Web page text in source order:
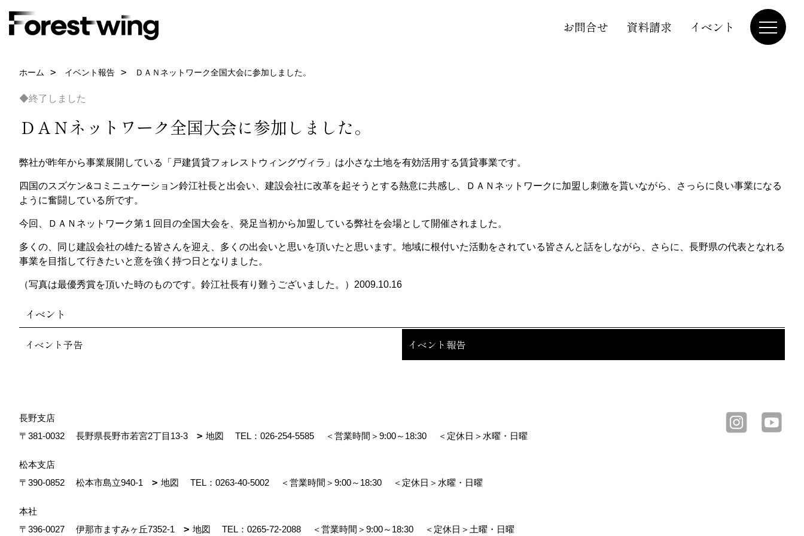
お問合せ 資料請求 イベント
ホーム イベント報告 ＤＡＮネットワーク全国大会に参加しました。
◆終了しました
ＤＡＮネットワーク全国大会に参加しました。
弊社が昨年から事業展開している「戸建賃貸フォレストウィングヴィラ」は小さな土地を有効活用する賃貸事業です。
四国のスズケン&コミニュケーション鈴江社長と出会い、建設会社に改革を起そうとする熱意に共感し、ＤＡＮネットワークに加盟し刺激を貰いながら、さっらに良い事業になる
ように奮闘している所です。
今回、ＤＡＮネットワーク第１回目の全国大会を、発足当初から加盟している弊社を会場として開催されました。
多くの、同じ建設会社の雄たる皆さんを迎え、多くの出会いと思いを頂いたと思います。地域に根付いた活動をされている皆さんと話をしながら、さらに、長野県の代表となれる
事業を目指して行きたいと意を強く持つ日となりました。
（写真は最優秀賞を頂いた時のものです。鈴江社長有り難うございました。）2009.10.16
イベント
イベント予告 イベント報告
長野支店
〒381-0032
長野県長野市若宮2丁目13-3 地図 TEL： 026-254-5585 ＜営業時間＞9:00～18:30 ＜定休日＞水曜・日曜
松本支店
〒390-0852
松本市島立940-1 地図 TEL： 0263-40-5002 ＜営業時間＞9:00～18:30 ＜定休日＞水曜・日曜
本社
〒396-0027
伊那市ますみヶ丘7352-1 地図 TEL： 0265-72-2088 ＜営業時間＞9:00～18:30 ＜定休日＞土曜・日曜